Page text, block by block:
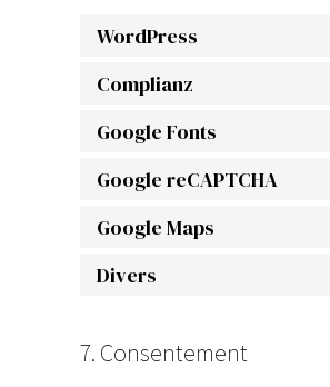
WordPress
Complianz
Google Fonts
Google reCAPTCHA
Google Maps
Divers
7. Consentement